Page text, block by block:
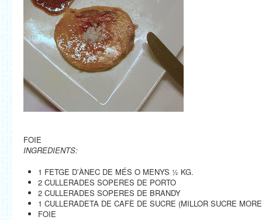
FOIE
INGREDIENTS:
1 FETGE D’ÀNEC DE MÉS O MENYS ½ KG.
2 CULLERADES SOPERES DE PORTO
2 CULLERADES SOPERES DE BRANDY
1 CULLERADETA DE CAFÈ DE SUCRE (MILLOR SUCRE
FOIE